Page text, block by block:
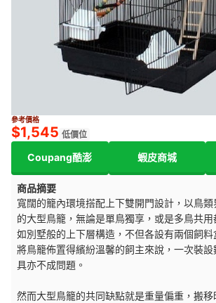
參考價格
$1,545 低價位
Coupang酷澎 蝦皮商城
商品摘要
寬闊的籠內環境搭配上下雙開門設計，以鳥
的大型鳥籠，無論是單鳥獨享，或是多鳥共
如別墅般的上下層構造，不但各設有兩個飼
將鳥籠佈置得繽紛溫馨的飼主來說，一次裝
具亦不成問題。
然而大型鳥籠的共同缺點就是重量偏重，搬